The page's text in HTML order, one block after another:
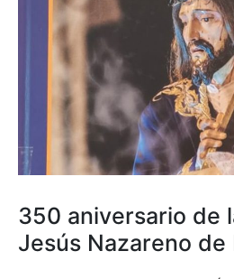
350 aniversario de
Jesús Nazareno de